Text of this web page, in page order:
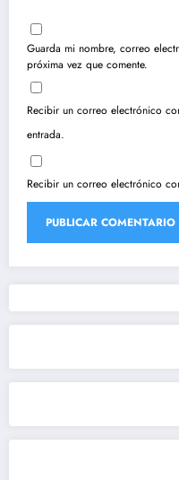
Guarda mi nombre, correo
próxima vez que comente.
Recibir un correo electrónico
entrada.
Recibir un correo electrónico